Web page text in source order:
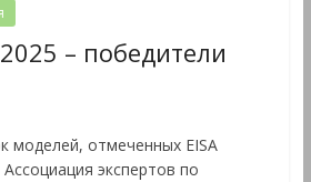
– победители
моделей, отмеченных EISA
экспертов по